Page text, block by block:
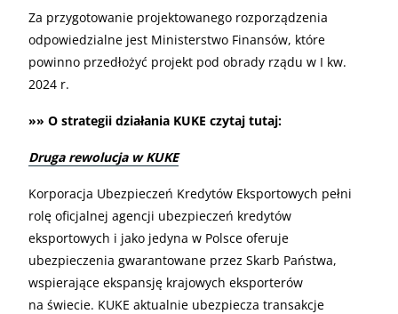
Za przygotowanie projektowanego rozporządzenia
odpowiedzialne jest Ministerstwo Finansów, które
powinno przedłożyć projekt pod obrady rządu w I kw.
2024 r.
»» O strategii działania KUKE czytaj tutaj:
Druga rewolucja w KUKE
Korporacja Ubezpieczeń Kredytów Eksportowych pełni
rolę oficjalnej agencji ubezpieczeń kredytów
eksportowych i jako jedyna w Polsce oferuje
ubezpieczenia gwarantowane przez Skarb Państwa,
wspierające ekspansję krajowych eksporterów
na świecie. KUKE aktualnie ubezpiecza transakcje